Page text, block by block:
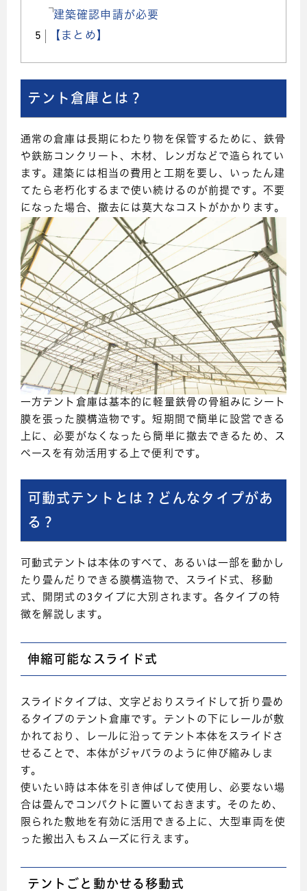
建築確認申請が必要
5
【まとめ】
テント倉庫とは？
通常の倉庫は長期にわたり物を保管するために、鉄骨
や鉄筋コンクリート、木材、レンガなどで造られてい
ます。建築には相当の費用と工期を要し、いったん建
てたら老朽化するまで使い続けるのが前提です。不要
になった場合、撤去には莫大なコストがかかります。
一方テント倉庫は基本的に軽量鉄骨の骨組みにシート
膜を張った膜構造物です。短期間で簡単に設営できる
上に、必要がなくなったら簡単に撤去できるため、ス
ペースを有効活用する上で便利です。
可動式テントとは？どんなタイプがあ
る？
可動式テントは本体のすべて、あるいは一部を動かし
たり畳んだりできる膜構造物で、スライド式、移動
式、開閉式の3タイプに大別されます。各タイプの特
徴を解説します。
伸縮可能なスライド式
スライドタイプは、文字どおりスライドして折り畳め
るタイプのテント倉庫です。テントの下にレールが敷
かれており、レールに沿ってテント本体をスライドさ
せることで、本体がジャバラのように伸び縮みしま
す。
使いたい時は本体を引き伸ばして使用し、必要ない場
合は畳んでコンパクトに置いておきます。そのため、
限られた敷地を有効に活用できる上に、大型車両を使
った搬出入もスムーズに行えます。
テントごと動かせる移動式